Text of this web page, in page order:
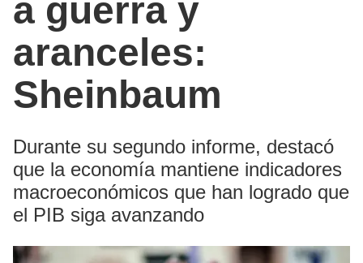
a guerra y
aranceles:
Sheinbaum
Durante su segundo informe, destacó
que la economía mantiene indicadores
macroeconómicos que han logrado que
el PIB siga avanzando